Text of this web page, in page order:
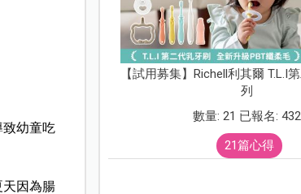
致幼童吃
因為腸
【試用募集】Richell利其爾 T.L.I
列
數量: 21 已報名: 432
21篇心得